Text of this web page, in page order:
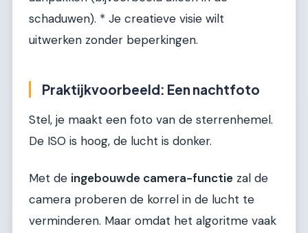
schaduwen). * Je creatieve visie wilt
uitwerken zonder beperkingen.
Praktijkvoorbeeld: Een nachtfoto
Stel, je maakt een foto van de sterrenhemel.
De ISO is hoog, de lucht is donker.
Met de ingebouwde camera-functie zal de
camera proberen de korrel in de lucht te
verminderen. Maar omdat het algoritme vaak